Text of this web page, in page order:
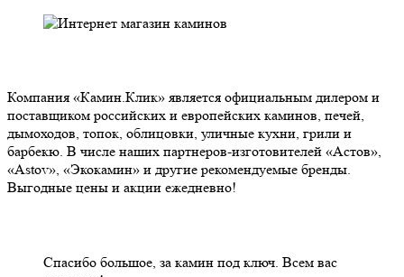
Компания «Камин.Клик» является официальным дилером и
поставщиком российских и европейских каминов, печей,
дымоходов, топок, облицовки, уличные кухни, грили и
барбекю. В числе наших партнеров-изготовителей «Астов»,
«Astov», «Экокамин» и другие рекомендуемые бренды.
Выгодные цены и акции ежедневно!
Спасибо большое, за камин под ключ. Всем вас